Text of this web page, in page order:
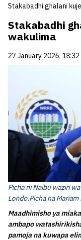
Stakabadhi ghalani
Stakabadhi
wakulima
27 January 2026, 18:32
Picha ni Naibu waziri
Londo.Picha na Mariam
Maadhimisho ya
ambapo
pamoja na kuwapa